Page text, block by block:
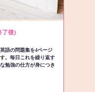
了後)
語の問題集を4ページ
。毎日これを繰り返す
勉強の仕方が身につき